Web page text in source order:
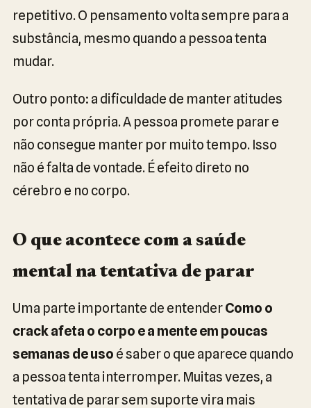
repetitivo. O pensamento volta sempre para a
substância, mesmo quando a pessoa tenta
mudar.
Outro ponto: a dificuldade de manter atitudes
por conta própria. A pessoa promete parar e
não consegue manter por muito tempo. Isso
não é falta de vontade. É efeito direto no
cérebro e no corpo.
O que acontece com a saúde
mental na tentativa de parar
Uma parte importante de entenderComo o
crack afeta o corpo e a mente em poucas
semanas de uso é saber o que aparece quando
a pessoa tenta interromper. Muitas vezes, a
tentativa de parar sem suporte vira mais